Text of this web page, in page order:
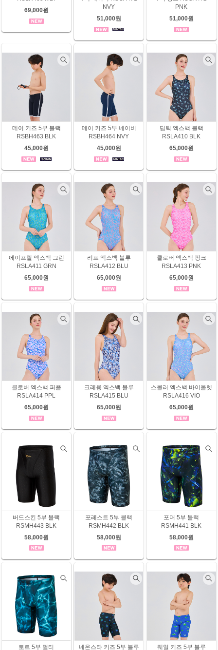
69,000원
NVY
51,000원
PNK
51,000원
데이 키즈 5부 블랙
RSBH463 BLK
45,000원
데이 키즈 5부 네이비
RSBH464 NVY
45,000원
딥틱 엑스백 블랙
RSLA410 BLK
65,000원
에이프릴 엑스백 그린
RSLA411 GRN
65,000원
리프 엑스백 블루
RSLA412 BLU
65,000원
클로버 엑스백 핑크
RSLA413 PNK
65,000원
클로버 엑스백 퍼플
RSLA414 PPL
65,000원
크레용 엑스백 블루
RSLA415 BLU
65,000원
스몰러 엑스백 바이올렛
RSLA416 VIO
65,000원
버드스킨 5부 블랙
RSMH443 BLK
58,000원
포레스트 5부 블랙
RSMH442 BLK
58,000원
포머 5부 블랙
RSMH441 BLK
58,000원
토르 5부 멀티
네온스타 키즈 5부 블루
웨일 키즈 5부 블루